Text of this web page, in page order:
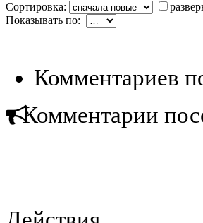
Сортировка:
Показывать по:
Комментариев
Комментарии